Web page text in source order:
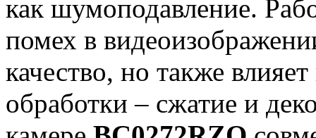
как шумоподавление.
помех в
качество, но также
обработки – сжатие и